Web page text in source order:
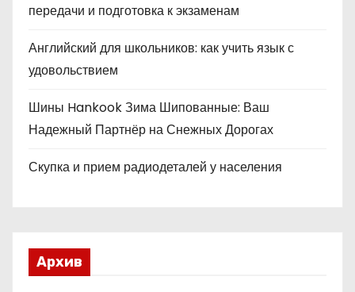
передачи и подготовка к экзаменам
Английский для школьников: как учить язык с
удовольствием
Шины Hankook Зима Шипованные: Ваш
Надежный Партнёр на Снежных Дорогах
Скупка и прием радиодеталей у населения
Архив